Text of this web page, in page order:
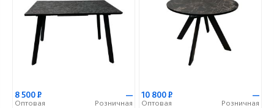
8 500Р
Оптовая
—
Розничная
10 800Р
Оптовая
—
Розничная